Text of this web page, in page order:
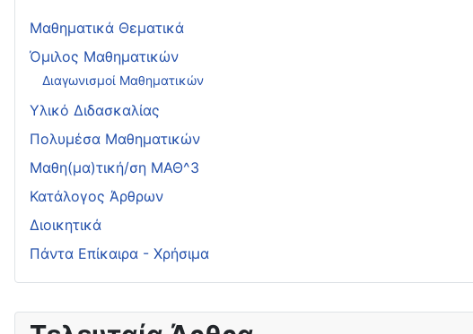
Μαθηματικά Θεματικά
Όμιλος Μαθηματικών
Διαγωνισμοί Μαθηματικών
Υλικό Διδασκαλίας
Πολυμέσα Μαθηματικών
Μαθη(μα)τική/ση ΜΑΘ^3
Κατάλογος Άρθρων
Διοικητικά
Πάντα Επίκαιρα - Χρήσιμα